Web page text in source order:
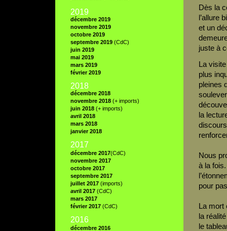
2019
décembre 2019
novembre 2019
octobre 2019
septembre 2019(CdC)
juin 2019
mai 2019
mars 2019
février 2019
2018
décembre 2018
novembre 2018(+ imports)
juin 2018(+ imports)
avril 2018
mars 2018
janvier 2018
2017
décembre 2017(CdC)
novembre 2017
octobre 2017
septembre 2017
juillet 2017 (imports)
avril 2017(CdC)
mars 2017
février 2017 (CdC)
2016
décembre 2016
Dès la
l’allure
et un
juste à
La
plus
pleines
la
Nous
à la
pour
La mort
la
le